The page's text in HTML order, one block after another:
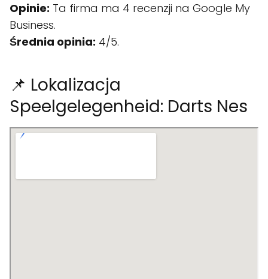
Opinie: Ta firma ma 4 recenzji na Google My
Business.
Średnia opinia: 4/5.
📌 Lokalizacja
Speelgelegenheid: Darts Nes